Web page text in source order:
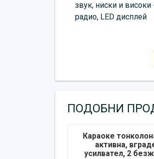
звук, ниски и
радио, LED дисплей
ПОДОБНИ
Караоке
активна,
усилвател, 2